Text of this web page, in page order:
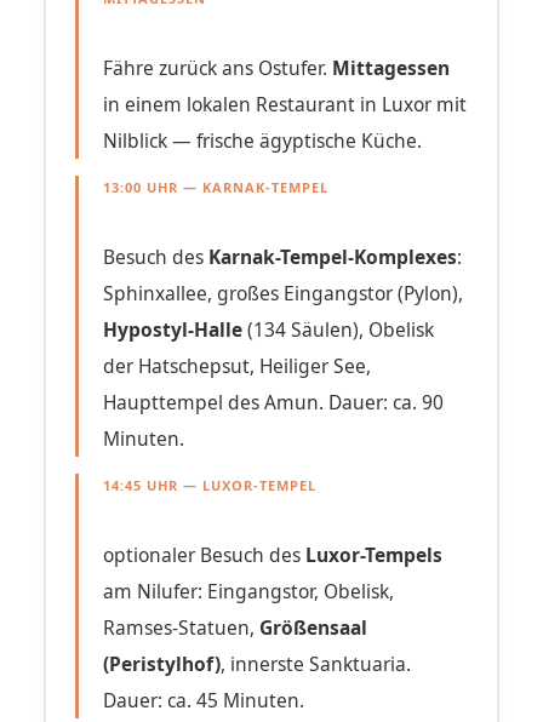
Fähre zurück ans Ostufer. Mittagessen
in einem lokalen Restaurant in Luxor mit
Nilblick — frische ägyptische Küche.
13:00 UHR — KARNAK-TEMPEL
Besuch des Karnak-Tempel-Komplexes:
Sphinxallee, großes Eingangstor (Pylon),
Hypostyl-Halle(134 Säulen), Obelisk
der Hatschepsut, Heiliger See,
Haupttempel des Amun. Dauer: ca. 90
Minuten.
14:45 UHR — LUXOR-TEMPEL
optionaler Besuch des Luxor-Tempels
am Nilufer: Eingangstor, Obelisk,
Ramses-Statuen, Größensaal
(Peristylhof), innerste Sanktuaria.
Dauer: ca. 45 Minuten.